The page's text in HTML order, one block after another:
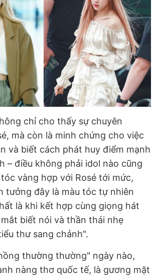
chỉ cho thấy sự chuyên
mà còn là minh chứng cho việc
và biết cách phát huy điểm mạnh
– điều không phải idol nào cũng
vàng hợp với Rosé tới mức,
tưởng đây là màu tóc tự nhiên
là khi kết hợp cùng giọng hát
biết nói và thần thái nhẹ
thư sang chảnh".
thường thường" ngày nào,
nàng thơ quốc tế, là gương mặt